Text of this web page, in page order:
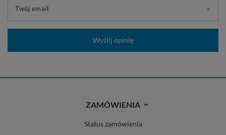
Twój email
Wyślij opinię
ZAMÓWIENIA
Status zamówienia